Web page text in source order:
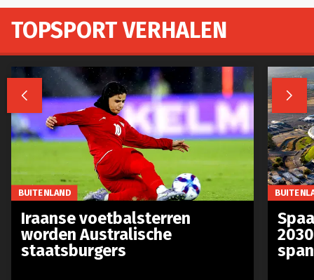
TOPSPORT VERHALEN
 
BUITENLAND
Iraanse voetbalsterren
worden Australische
staatsburgers